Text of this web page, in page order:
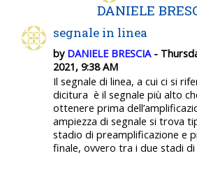
DANIELE
segnale in linea
by DANIELE BRESCIA-
2021, 9:38 AM
Il segnale di linea, a cui ci si
dicitura è il segnale più alto
ottenere prima
ampiezza di segnale si trova
stadio di preamplificazione e
finale, ovvero tra i due stadi di